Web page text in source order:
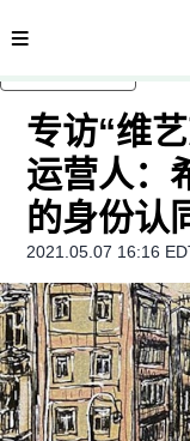
内容分类
专访“维
运营人：
的身份认
2021.05.07 16:16